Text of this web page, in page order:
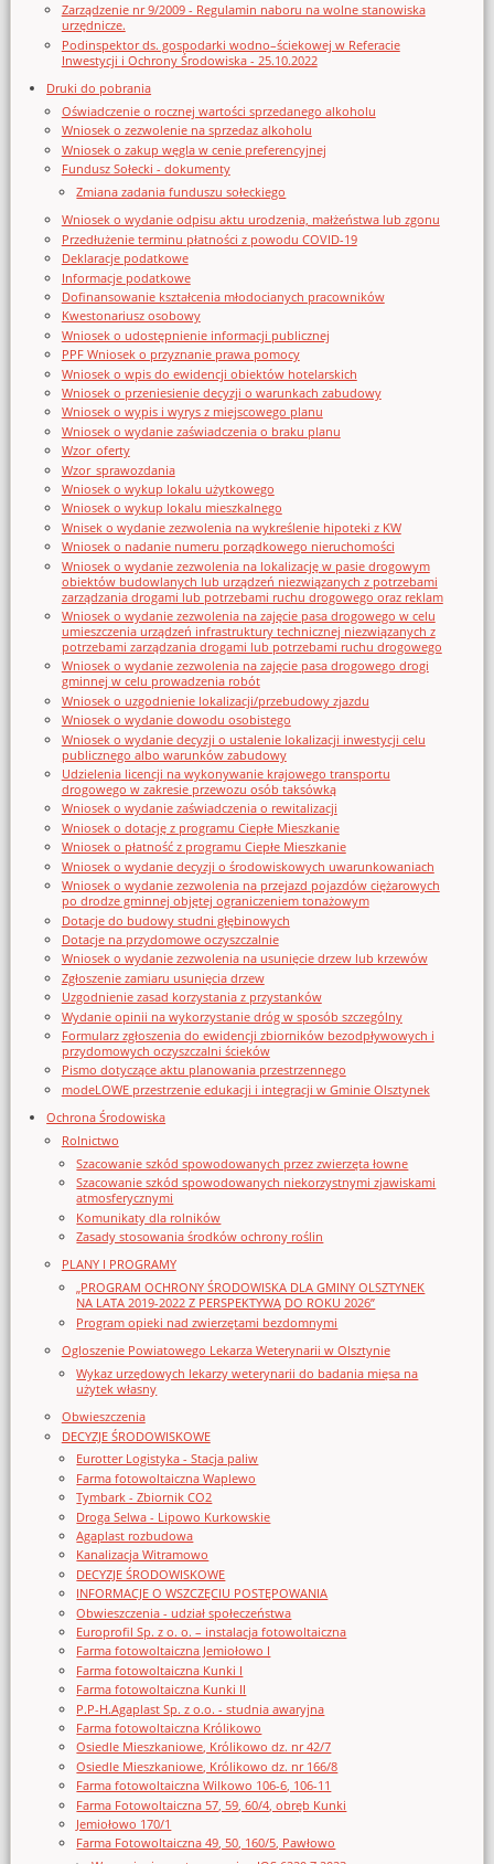
Zarządzenie nr 9/2009 - Regulamin naboru na wolne stanowiska
urzędnicze.
Podinspektor ds. gospodarki wodno–ściekowej w Referacie
Inwestycji i Ochrony Środowiska - 25.10.2022
Druki do pobrania
Oświadczenie o rocznej wartości sprzedanego alkoholu
Wniosek o zezwolenie na sprzedaz alkoholu
Wniosek o zakup węgla w cenie preferencyjnej
Fundusz Sołecki - dokumenty
Zmiana zadania funduszu sołeckiego
Wniosek o wydanie odpisu aktu urodzenia, małżeństwa lub zgonu
Przedłużenie terminu płatności z powodu COVID-19
Deklaracje podatkowe
Informacje podatkowe
Dofinansowanie kształcenia młodocianych pracowników
Kwestonariusz osobowy
Wniosek o udostępnienie informacji publicznej
PPF Wniosek o przyznanie prawa pomocy
Wniosek o wpis do ewidencji obiektów hotelarskich
Wniosek o przeniesienie decyzji o warunkach zabudowy
Wniosek o wypis i wyrys z miejscowego planu
Wniosek o wydanie zaświadczenia o braku planu
Wzor_oferty
Wzor_sprawozdania
Wniosek o wykup lokalu użytkowego
Wniosek o wykup lokalu mieszkalnego
Wnisek o wydanie zezwolenia na wykreślenie hipoteki z KW
Wniosek o nadanie numeru porządkowego nieruchomości
Wniosek o wydanie zezwolenia na lokalizację w pasie drogowym
obiektów budowlanych lub urządzeń niezwiązanych z potrzebami
zarządzania drogami lub potrzebami ruchu drogowego oraz reklam
Wniosek o wydanie zezwolenia na zajęcie pasa drogowego w celu
umieszczenia urządzeń infrastruktury technicznej niezwiązanych z
potrzebami zarządzania drogami lub potrzebami ruchu drogowego
Wniosek o wydanie zezwolenia na zajęcie pasa drogowego drogi
gminnej w celu prowadzenia robót
Wniosek o uzgodnienie lokalizacji/przebudowy zjazdu
Wniosek o wydanie dowodu osobistego
Wniosek o wydanie decyzji o ustalenie lokalizacji inwestycji celu
publicznego albo warunków zabudowy
Udzielenia licencji na wykonywanie krajowego transportu
drogowego w zakresie przewozu osób taksówką
Wniosek o wydanie zaświadczenia o rewitalizacji
Wniosek o dotację z programu Ciepłe Mieszkanie
Wniosek o płatność z programu Ciepłe Mieszkanie
Wniosek o wydanie decyzji o środowiskowych uwarunkowaniach
Wniosek o wydanie zezwolenia na przejazd pojazdów ciężarowych
po drodze gminnej objętej ograniczeniem tonażowym
Dotacje do budowy studni głębinowych
Dotacje na przydomowe oczyszczalnie
Wniosek o wydanie zezwolenia na usunięcie drzew lub krzewów
Zgłoszenie zamiaru usunięcia drzew
Uzgodnienie zasad korzystania z przystanków
Wydanie opinii na wykorzystanie dróg w sposób szczególny
Formularz zgłoszenia do ewidencji zbiorników bezodpływowych i
przydomowych oczyszczalni ścieków
Pismo dotyczące aktu planowania przestrzennego
modeLOWE przestrzenie edukacji i integracji w Gminie Olsztynek
Ochrona Środowiska
Rolnictwo
Szacowanie szkód spowodowanych przez zwierzęta łowne
Szacowanie szkód spowodowanych niekorzystnymi zjawiskami
atmosferycznymi
Komunikaty dla rolników
Zasady stosowania środków ochrony roślin
PLANY I PROGRAMY
„PROGRAM OCHRONY ŚRODOWISKA DLA GMINY OLSZTYNEK
NA LATA 2019-2022 Z PERSPEKTYWĄ DO ROKU 2026”
Program opieki nad zwierzętami bezdomnymi
Ogloszenie Powiatowego Lekarza Weterynarii w Olsztynie
Wykaz urzędowych lekarzy weterynarii do badania mięsa na
użytek własny
Obwieszczenia
DECYZJE ŚRODOWISKOWE
Eurotter Logistyka - Stacja paliw
Farma fotowoltaiczna Waplewo
Tymbark - Zbiornik CO2
Droga Selwa - Lipowo Kurkowskie
Agaplast rozbudowa
Kanalizacja Witramowo
DECYZJE ŚRODOWISKOWE
INFORMACJE O WSZCZĘCIU POSTĘPOWANIA
Obwieszczenia - udział społeczeństwa
Europrofil Sp. z o. o. – instalacja fotowoltaiczna
Farma fotowoltaiczna Jemiołowo I
Farma fotowoltaiczna Kunki I
Farma fotowoltaiczna Kunki II
P.P-H.Agaplast Sp. z o.o. - studnia awaryjna
Farma fotowoltaiczna Królikowo
Osiedle Mieszkaniowe, Królikowo dz. nr 42/7
Osiedle Mieszkaniowe, Królikowo dz. nr 166/8
Farma fotowoltaiczna Wilkowo 106-6, 106-11
Farma Fotowoltaiczna 57, 59, 60/4, obręb Kunki
Jemiołowo 170/1
Farma Fotowoltaiczna 49, 50, 160/5, Pawłowo